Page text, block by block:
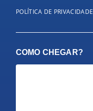
POLÍTICA DE PRIVACIDADE
COMO CHEGAR?